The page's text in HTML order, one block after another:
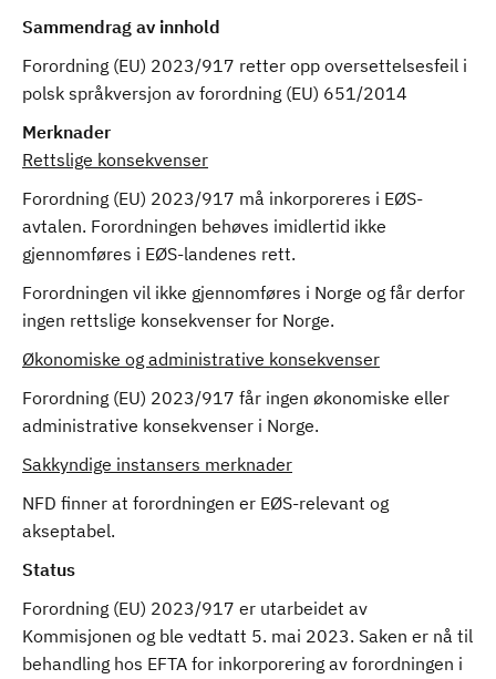
Sammendrag av innhold
Forordning (EU) 2023/917 retter opp oversettelsesfeil i
polsk språkversjon av forordning (EU) 651/2014
Merknader
Rettslige konsekvenser
Forordning (EU) 2023/917 må inkorporeres i EØS-
avtalen. Forordningen behøves imidlertid ikke
gjennomføres i EØS-landenes rett.
Forordningen vil ikke gjennomføres i Norge og får derfor
ingen rettslige konsekvenser for Norge.
Økonomiske og administrative konsekvenser
Forordning (EU) 2023/917 får ingen økonomiske eller
administrative konsekvenser i Norge.
Sakkyndige instansers merknader
NFD finner at forordningen er EØS-relevant og
akseptabel.
Status
Forordning (EU) 2023/917 er utarbeidet av
Kommisjonen og ble vedtatt 5. mai 2023. Saken er nå til
behandling hos EFTA for inkorporering av forordningen i